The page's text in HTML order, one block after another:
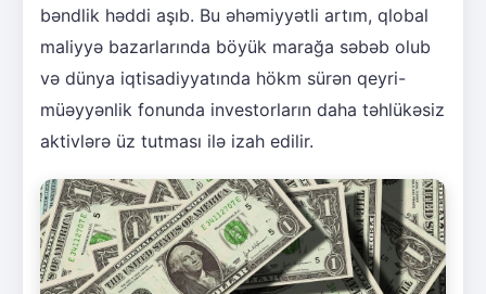
bəndlik həddi aşıb. Bu əhəmiyyətli artım, qlobal
maliyyə bazarlarında böyük marağa səbəb olub
və dünya iqtisadiyyatında hökm sürən qeyri-
müəyyənlik fonunda investorların daha təhlükəsiz
aktivlərə üz tutması ilə izah edilir.